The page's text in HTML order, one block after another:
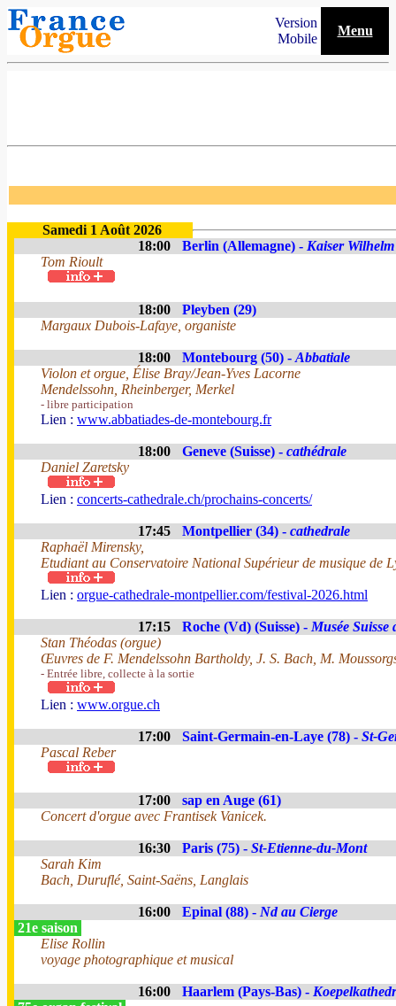
Version
Mobile
Menu
Samedi 1 Août 2026
18:00
Berlin (Allemagne) - Kaiser
Tom Rioult
18:00
Pleyben (29)
Margaux Dubois-Lafaye, organiste
18:00 Montebourg (50) - Abbatiale
Violon et orgue, Élise Bray/Jean-Yves Lacorne
Mendelssohn, Rheinberger, Merkel
- libre participation
Lien : www.abbatiades-de-montebourg.fr
18:00 Geneve (Suisse) - cathédrale
Daniel Zaretsky
Lien : concerts-cathedrale.ch/prochains-concerts/
17:45 Montpellier (34) - cathedrale
Raphaël Mirensky,
Etudiant au Conservatoire National Supérieur de musique de
Lien : orgue-cathedrale-montpellier.com/festival-2026.html
17:15 Roche (Vd) (Suisse) - Musée Suisse
Stan Théodas (orgue)
Œuvres de F. Mendelssohn Bartholdy, J. S. Bach, M.
- Entrée libre, collecte à la sortie
Lien : www.orgue.ch
17:00 Saint-Germain-en-Laye (78) - St-
Pascal Reber
17:00
sap en Auge (61)
Concert d'orgue avec Frantisek Vanicek.
16:30 Paris (75) - St-Etienne-du-Mont
Sarah Kim
Bach, Duruflé, Saint-Saëns, Langlais
16:00 Epinal (88) - Nd au Cierge
21e saison
Elise Rollin
voyage photographique et musical
16:00 Haarlem (Pays-Bas) -